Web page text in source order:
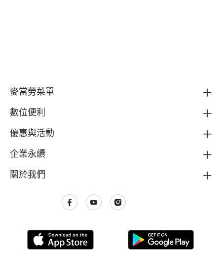
麥當勞菜單
數位便利
優惠與活動
企業永續
關於我們